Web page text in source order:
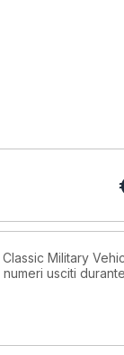
day-by-day,
Military
usciti